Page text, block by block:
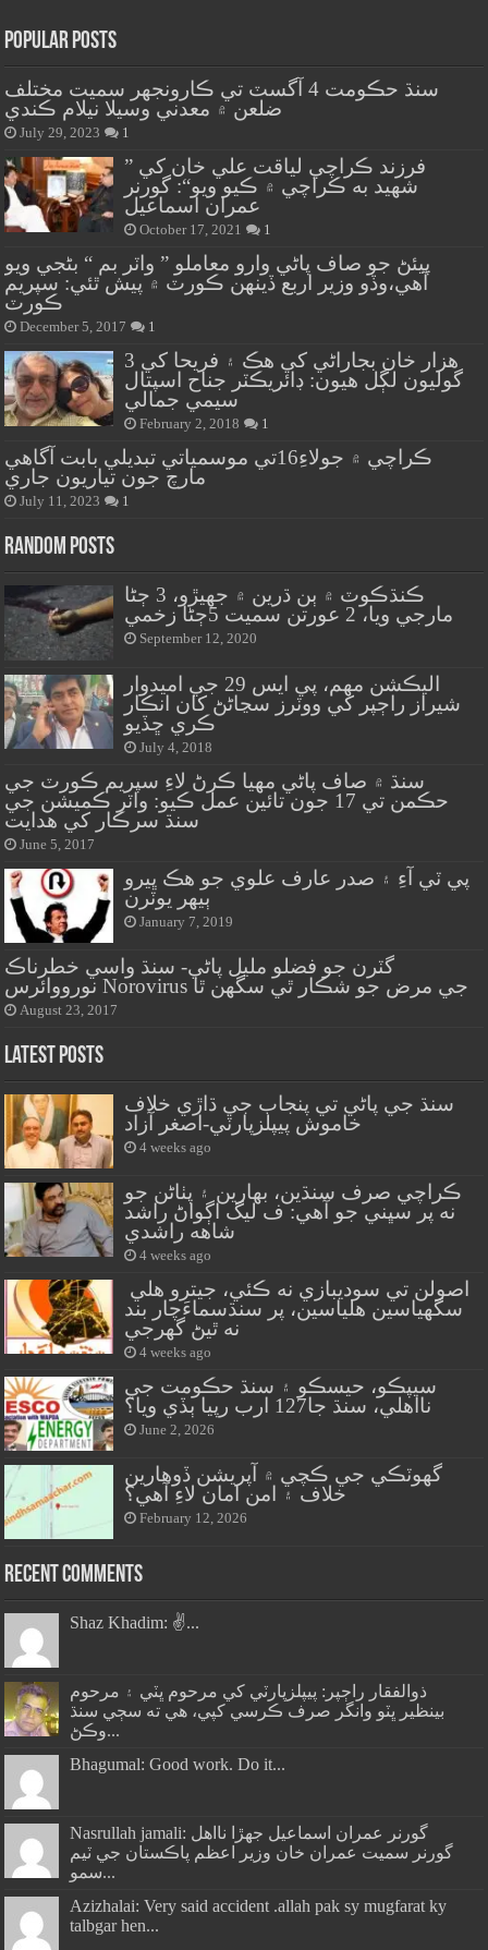
Popular Posts
سنڌ حڪومت 4 آگسٽ تي ڪارونجهر سميت مختلف
ضلعن ۾ معدني وسيلا نيلام ڪندي
July 29, 2023 1
” فرزند ڪراچي لياقت علي خان کي
شهيد به ڪراچي ۾ ڪيو ويو“: گورنر
عمران اسماعيل
October 17, 2021 1
پيئڻ جو صاف پاڻي وارو معاملو ” واٽر بم “ بڻجي ويو
آهي،وڏو وزير اربع ڏينهن ڪورٽ ۾ پيش ٿئي: سپريم
ڪورٽ
December 5, 2017 1
هزار خان بجاراڻي کي هڪ ۽ فريحا کي 3
گوليون لڳل هيون: ڊائريڪٽر جناح اسپتال
سيمي جمالي
February 2, 2018 1
ڪراچي ۾ جولاءِ16تي موسمياتي تبديلي بابت آگاهي
مارچ جون تياريون جاري
July 11, 2023 1
Random Posts
ڪنڌڪوٽ ۾ ٻن ڌرين ۾ جهيڙو، 3 ڄڻا
مارجي ويا، 2 عورتن سميت 5ڄڻا زخمي
September 12, 2020
اليڪشن مهم، پي ايس 29 جي اميدوار
شيراز راڄپر کي ووٽرز سڃاڻڻ کان انڪار
ڪري ڇڏيو
July 4, 2018
سنڌ ۾ صاف پاڻي مهيا ڪرڻ لاءِ سپريم ڪورٽ جي
حڪمن تي 17 جون تائين عمل ڪيو: واٽر ڪميشن جي
سنڌ سرڪار کي هدايت
June 5, 2017
پي ٽي آءِ ۽ صدر عارف علوي جو هڪ ڀيرو
ٻيهر يوٽرن
January 7, 2019
گٽرن جو فضلو مليل پاڻي- سنڌ واسي خطرناڪ
نورووائرس Norovirus جي مرض جو شڪار ٿي سگهن ٿا
August 23, 2017
Latest Posts
سنڌ جي پاڻي تي پنجاب جي ڌاڙي خلاف
خاموش پيپلزپارٽي-اصغر آزاد
4 weeks ago
ڪراچي صرف سنڌين، بهارين ۽ پٺاڻن جو
نه پر سڀني جو آهي: ف ليگ اڳواڻ راشد
شاهه راشدي
4 weeks ago
سگهياسين هلياسين، پر سنڌسماءَچار بند
نه ٿيڻ گهرجي
4 weeks ago
سيپڪو، حيسڪو ۽ سنڌ حڪومت جي
نااهلي، سنڌ جا127 ارب رپيا ٻڏي ويا؟
June 2, 2026
گهوٽڪي جي ڪچي ۾ آپريشن ڏوهارين
خلاف ۽ امن امان لاءِ آهي؟
February 12, 2026
Recent Comments
Shaz Khadim: ✌️...
ذوالفقار راڄپر: پيپلزپارٽي کي مرحوم ڀٽي ۽ مرحوم
بينظير ڀٽو وانگر صرف ڪرسي کپي، هي ته سڄي سنڌ
وڪڻ...
Bhagumal: Good work. Do it...
Nasrullah jamali: گورنر عمران اسماعيل جھڙا نااهل
گورنر سميت عمران خان وزير اعظم پاڪستان جي ٽيم
سمو...
Azizhalai: Very said accident .allah pak sy mugfarat ky
talbgar hen...